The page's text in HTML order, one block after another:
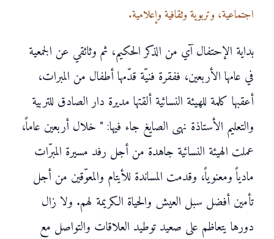
اجتماعية، وتربوية وثقافية وإعلامية.
بداية الإحتفال آي من الذكر الحكيم، ثم وثائقي عن الجمعية
في عامها الأربعين، ففقرة فنيّة قدّمها أطفال من المبرات،
أعقبها كلمة للهيئة النسائية ألقتها مديرة دار الصادق للتربية
والتعليم الأستاذة نهى الصايغ جاء فيها: " خلال أربعين عاماً،
عملت الهيئة النسائية جاهدة من أجل رفد مسيرة المبرّات
مادياً ومعنوياً، وقدمت المساندة للأيتام والمعوّقين من أجل
تأمين أفضل سبل العيش والحياة الكريمة لهم. ولا زال
دورها يتعاظم على صعيد توطيد العلاقات والتواصل مع